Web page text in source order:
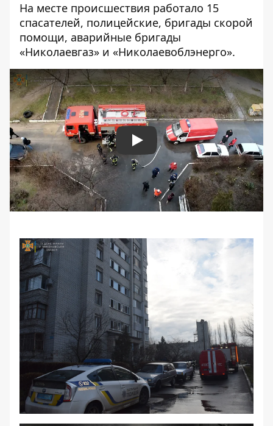
На месте происшествия работало 15
спасателей, полицейские, бригады скорой
помощи, аварийные бригады
«Николаевгаз» и «Николаевоблэнерго».
Play